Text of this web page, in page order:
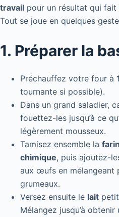
travail pour un résultat qui fait
Tout se joue en quelques
1. Préparer la
Préchauffez votre four à
tournante si possible).
Dans un grand saladier,
fouettez-les jusqu’à ce
légèrement mousseux.
Tamisez ensemble la
chimique, puis ajoutez-
aux œufs en mélangeant
grumeaux.
Versez ensuite le lait
Mélangez jusqu’à obtenir